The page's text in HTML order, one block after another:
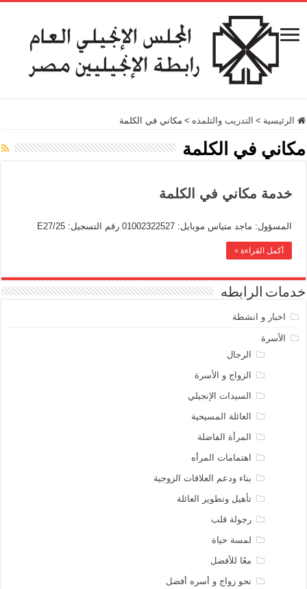
الرئيسية > التدريب والتلمذه > مكاني في الكلمة
مكاني في الكلمة
خدمة مكاني في الكلمة
المسؤول: ماجد متياس موبايل: 01002322527 رقم التسجيل: E27/25
أكمل القراءة »
خدمات الرابطه
اخبار و انشطة
الأسرة
الرجال
الزواج و الأسرة
السيدات الإنجيلي
العائلة المسيحية
المرأة الفاضلة
اهتمامات المرأه
بناء ودعم العلاقات الزوجية
تأهيل وتطوير العائلة
رجولة قلب
لمسة حياة
معًا للأفضل
نحو زواج و أسره أفضل